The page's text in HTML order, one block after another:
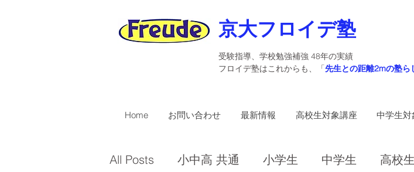
京大フロイデ塾
受験指導、学校勉強補強 48年の実績
​フロイデ塾はこれからも、「先生との距離2mの塾ら
Home お問い合わせ 最新情報 高校生対象講座 中学生対
All Posts 小中高 共通 小学生 中学生 高校